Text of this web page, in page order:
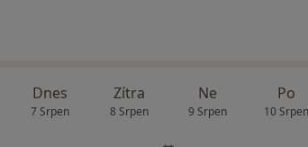
Dnes
7 Srpen
Zítra
8 Srpen
Ne
9 Srpen
Po
10 Srpen